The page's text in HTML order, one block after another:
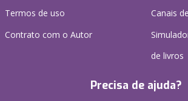
Termos de uso
Contrato com o Autor
Canais
de livros
Precisa de ajuda?